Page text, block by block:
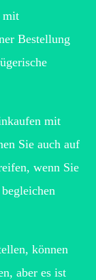
mit
Bestellung
mit
Sie auch auf
wenn Sie
können
aber es ist